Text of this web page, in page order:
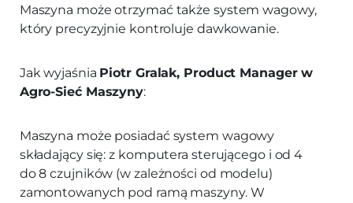
Maszyna może otrzymać także system wagowy,
który precyzyjnie kontroluje dawkowanie.
Jak wyjaśnia Piotr Gralak, Product Manager w
Agro-Sieć Maszyny:
Maszyna może posiadać system wagowy
składający się: z komputera sterującego i od 4
do 8 czujników (w zależności od modelu)
zamontowanych pod ramą maszyny. W